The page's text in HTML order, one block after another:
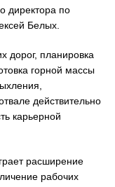
директора по
Белых.
дорог, планировка
горной массы
действительно
карьерной
расширение
рабочих